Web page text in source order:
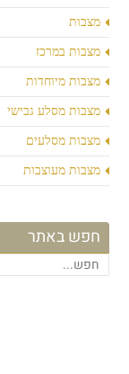
מצבות
מצבות במרכז
מצבות מיוחדות
מצבות מסלע גבישי
מצבות מסלעים
מצבות מעוצבות
חפש באתר